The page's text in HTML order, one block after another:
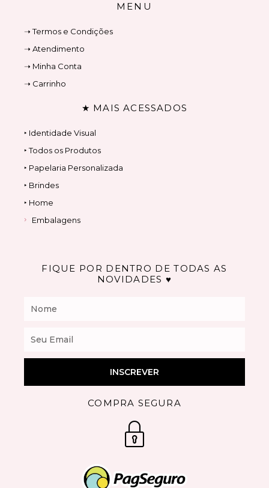
MENU
➝ Termos e Condições
➝ Atendimento
➝ Minha Conta
➝ Carrinho
★ MAIS ACESSADOS
‣ Identidade Visual
‣ Todos os Produtos
‣ Papelaria Personalizada
‣ Brindes
‣ Home
Embalagens
FIQUE POR DENTRO DE TODAS AS
NOVIDADES ♥
INSCREVER
COMPRA SEGURA